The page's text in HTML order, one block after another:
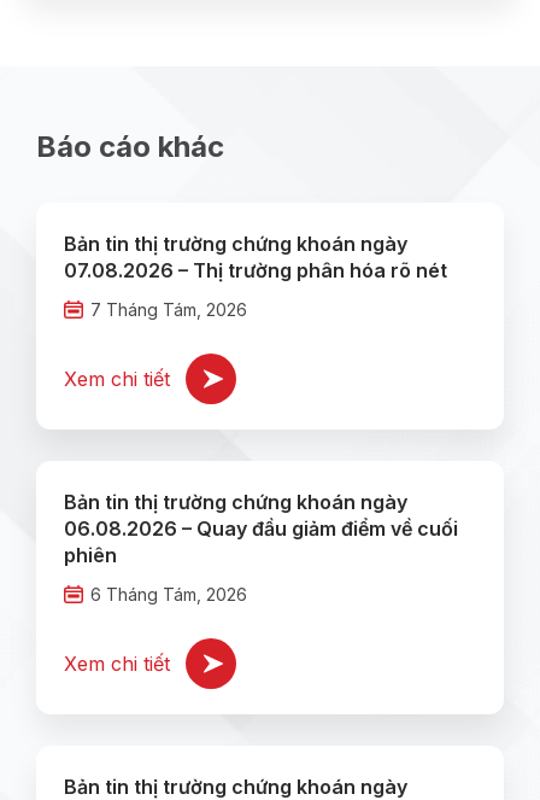
Báo cáo khác
Bản tin thị trường chứng khoán ngày
07.08.2026 – Thị trường phân hóa rõ nét
7 Tháng Tám, 2026
Xem chi tiết
Bản tin thị trường chứng khoán ngày
06.08.2026 – Quay đầu giảm điểm về cuối
phiên
6 Tháng Tám, 2026
Xem chi tiết
Bản tin thị trường chứng khoán ngày